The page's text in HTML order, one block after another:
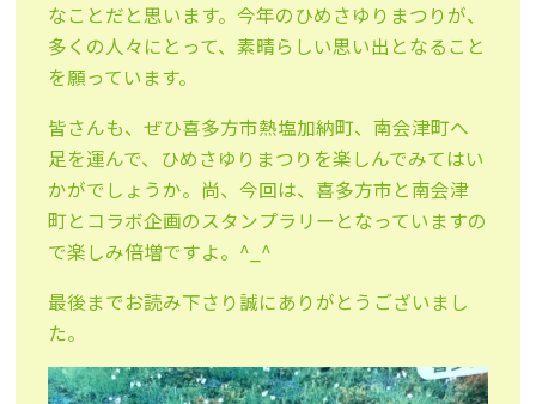
なことだと思います。今年のひめさゆりまつりが、
多くの人々にとって、素晴らしい思い出となること
を願っています。
皆さんも、ぜひ喜多方市熱塩加納町、南会津町へ
足を運んで、ひめさゆりまつりを楽しんでみてはい
かがでしょうか。尚、今回は、喜多方市と南会津
町とコラボ企画のスタンプラリーとなっていますの
で楽しみ倍増ですよ。^_^
最後までお読み下さり誠にありがとうございまし
た。